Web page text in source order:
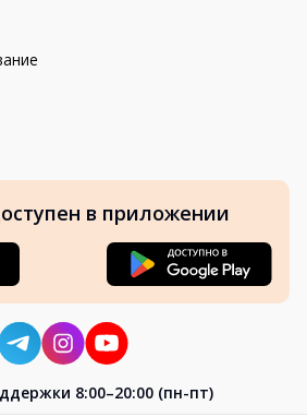
в приложении
8:00–20:00 (пн-пт)